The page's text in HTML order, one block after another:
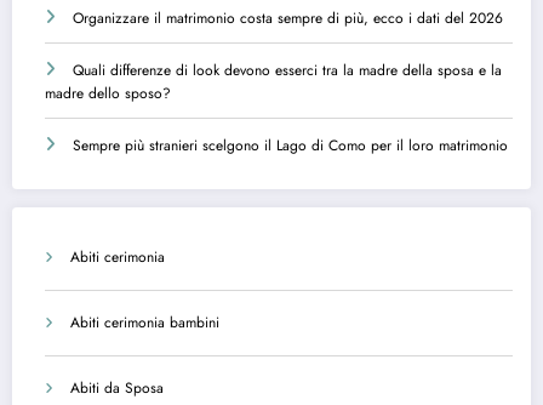
Organizzare il matrimonio costa sempre di più, ecco i dati del 2026
Quali differenze di look devono esserci tra la madre della sposa e la
madre dello sposo?
Sempre più stranieri scelgono il Lago di Como per il loro matrimonio
Abiti cerimonia
Abiti cerimonia bambini
Abiti da Sposa